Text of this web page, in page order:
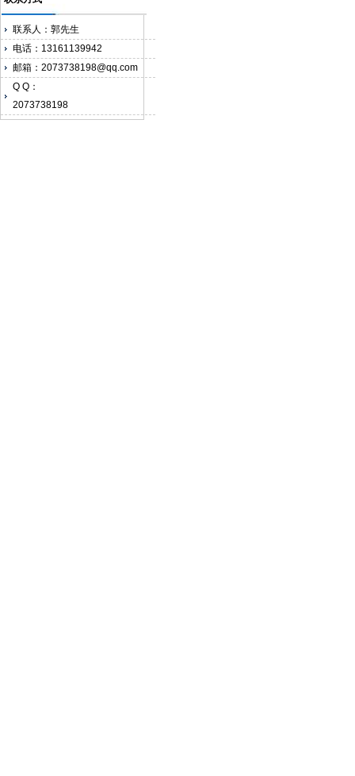
联系人：郭先生
电话：13161139942
邮箱：2073738198@qq.com
Q Q：
2073738198